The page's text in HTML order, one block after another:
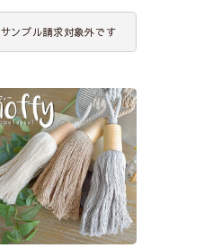
サンプル請求対象外です